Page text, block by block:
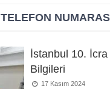
İstanbul 10.
Bilgileri
17 Kasım 2024